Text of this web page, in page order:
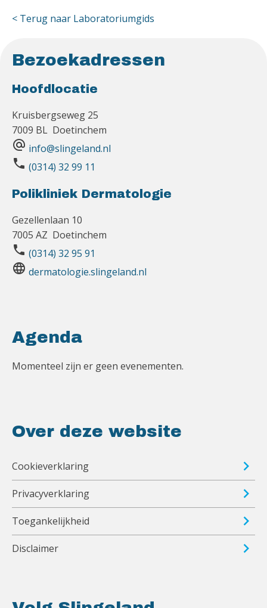
< Terug naar Laboratoriumgids
Bezoekadressen
Hoofdlocatie
Kruisbergseweg 25
7009 BL Doetinchem
alternate_email info@slingeland.nl
phone (0314) 32 99 11
Polikliniek Dermatologie
Gezellenlaan 10
7005 AZ Doetinchem
phone (0314) 32 95 91
language dermatologie.slingeland.nl
Agenda
Momenteel zijn er geen evenementen.
Over deze website
Cookieverklaring
Privacyverklaring
Toegankelijkheid
Disclaimer